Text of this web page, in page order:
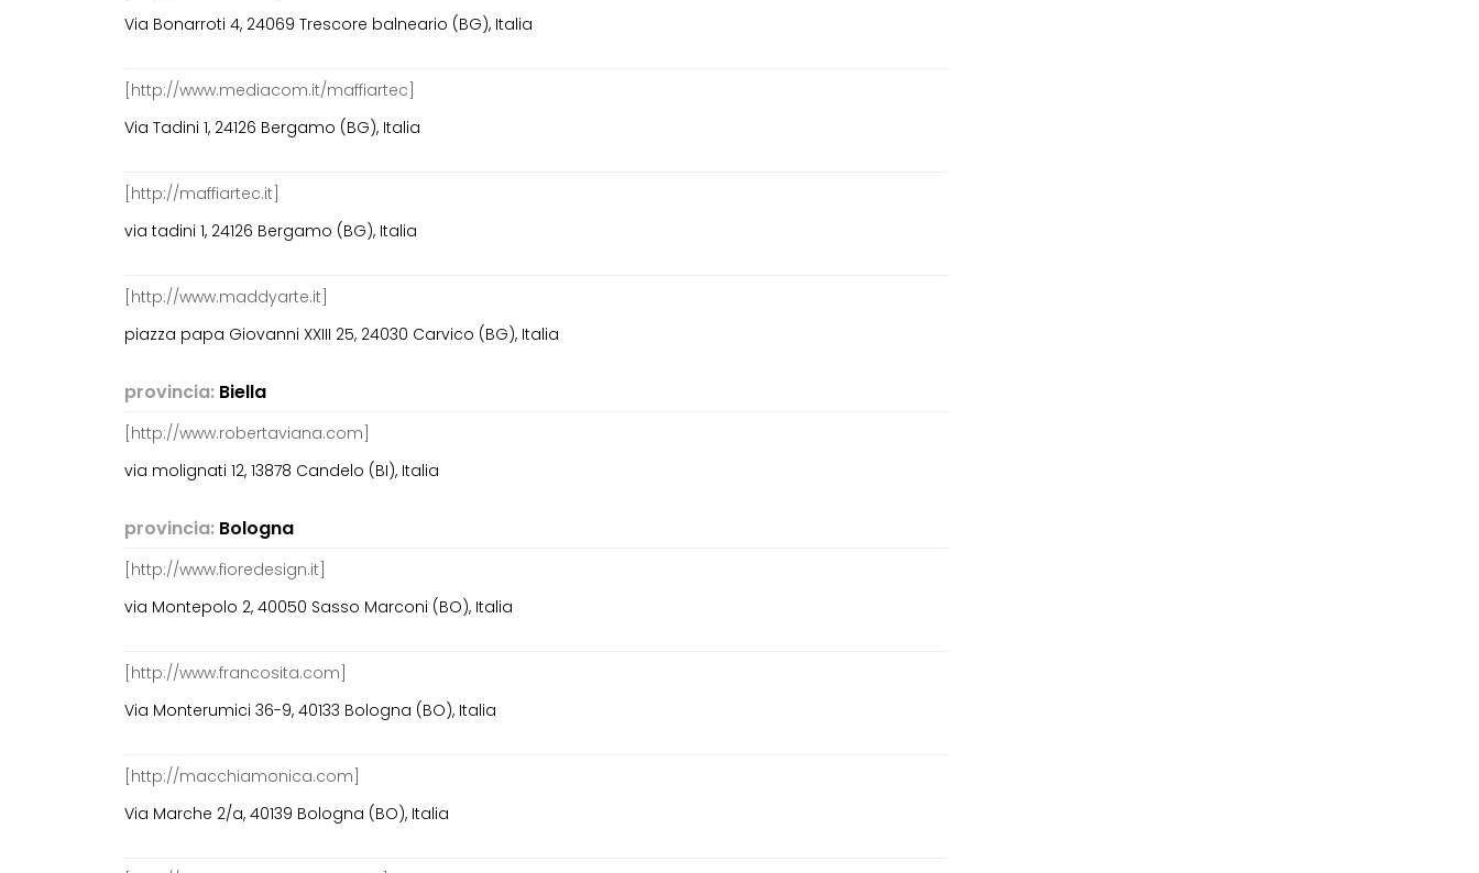
Via Bonarroti 4, 24069 Trescore balneario (BG), Italia
[http://www.mediacom.it/maffiartec]
Via Tadini 1, 24126 Bergamo (BG), Italia
[http://maffiartec.it]
via tadini 1, 24126 Bergamo (BG), Italia
[http://www.maddyarte.it]
piazza papa Giovanni XXIII 25, 24030 Carvico (BG), Italia
provincia: Biella
[http://www.robertaviana.com]
via molignati 12, 13878 Candelo (BI), Italia
provincia: Bologna
[http://www.fioredesign.it]
via Montepolo 2, 40050 Sasso Marconi (BO), Italia
[http://www.francosita.com]
Via Monterumici 36-9, 40133 Bologna (BO), Italia
[http://macchiamonica.com]
Via Marche 2/a, 40139 Bologna (BO), Italia